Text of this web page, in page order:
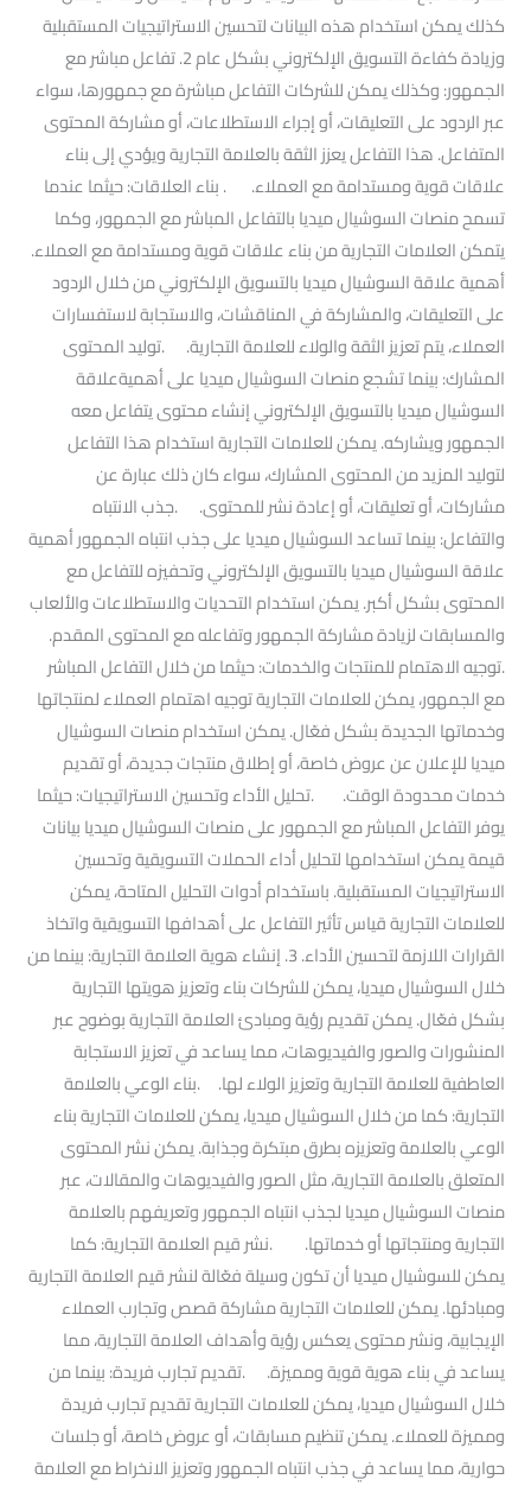
كذلك يمكن استخدام هذه البيانات لتحسين الاستراتيجيات المستقبلية
وزيادة كفاءة التسويق الإلكتروني بشكل عام 2. تفاعل مباشر مع
الجمهور: وكذلك يمكن للشركات التفاعل مباشرة مع جمهورها، سواء
عبر الردود على التعليقات، أو إجراء الاستطلاعات، أو مشاركة المحتوى
المتفاعل. هذا التفاعل يعزز الثقة بالعلامة التجارية ويؤدي إلى بناء
علاقات قوية ومستدامة مع العملاء. . بناء العلاقات: حيثما عندما
تسمح منصات السوشيال ميديا بالتفاعل المباشر مع الجمهور، وكما
يتمكن العلامات التجارية من بناء علاقات قوية ومستدامة مع العملاء.
أهمية علاقة السوشيال ميديا بالتسويق الإلكتروني من خلال الردود
على التعليقات، والمشاركة في المناقشات، والاستجابة لاستفسارات
العملاء، يتم تعزيز الثقة والولاء للعلامة التجارية. .توليد المحتوى
المشارك: بينما تشجع منصات السوشيال ميديا على أهميةعلاقة
السوشيال ميديا بالتسويق الإلكتروني إنشاء محتوى يتفاعل معه
الجمهور ويشاركه. يمكن للعلامات التجارية استخدام هذا التفاعل
لتوليد المزيد من المحتوى المشارك، سواء كان ذلك عبارة عن
مشاركات، أو تعليقات، أو إعادة نشر للمحتوى. .جذب الانتباه
والتفاعل: بينما تساعد السوشيال ميديا على جذب انتباه الجمهور أهمية
علاقة السوشيال ميديا بالتسويق الإلكتروني وتحفيزه للتفاعل مع
المحتوى بشكل أكبر. يمكن استخدام التحديات والاستطلاعات والألعاب
والمسابقات لزيادة مشاركة الجمهور وتفاعله مع المحتوى المقدم.
.توجيه الاهتمام للمنتجات والخدمات: حيثما من خلال التفاعل المباشر
مع الجمهور، يمكن للعلامات التجارية توجيه اهتمام العملاء لمنتجاتها
وخدماتها الجديدة بشكل فعّال. يمكن استخدام منصات السوشيال
ميديا للإعلان عن عروض خاصة، أو إطلاق منتجات جديدة، أو تقديم
خدمات محدودة الوقت. .تحليل الأداء وتحسين الاستراتيجيات: حيثما
يوفر التفاعل المباشر مع الجمهور على منصات السوشيال ميديا بيانات
قيمة يمكن استخدامها لتحليل أداء الحملات التسويقية وتحسين
الاستراتيجيات المستقبلية. باستخدام أدوات التحليل المتاحة، يمكن
للعلامات التجارية قياس تأثير التفاعل على أهدافها التسويقية واتخاذ
القرارات اللازمة لتحسين الأداء. 3. إنشاء هوية العلامة التجارية: بينما من
خلال السوشيال ميديا، يمكن للشركات بناء وتعزيز هويتها التجارية
بشكل فعّال. يمكن تقديم رؤية ومبادئ العلامة التجارية بوضوح عبر
المنشورات والصور والفيديوهات، مما يساعد في تعزيز الاستجابة
العاطفية للعلامة التجارية وتعزيز الولاء لها. .بناء الوعي بالعلامة
التجارية: كما من خلال السوشيال ميديا، يمكن للعلامات التجارية بناء
الوعي بالعلامة وتعزيزه بطرق مبتكرة وجذابة. يمكن نشر المحتوى
المتعلق بالعلامة التجارية، مثل الصور والفيديوهات والمقالات، عبر
منصات السوشيال ميديا لجذب انتباه الجمهور وتعريفهم بالعلامة
التجارية ومنتجاتها أو خدماتها. .نشر قيم العلامة التجارية: كما
يمكن للسوشيال ميديا أن تكون وسيلة فعّالة لنشر قيم العلامة التجارية
ومبادئها. يمكن للعلامات التجارية مشاركة قصص وتجارب العملاء
الإيجابية، ونشر محتوى يعكس رؤية وأهداف العلامة التجارية، مما
يساعد في بناء هوية قوية ومميزة. .تقديم تجارب فريدة: بينما من
خلال السوشيال ميديا، يمكن للعلامات التجارية تقديم تجارب فريدة
ومميزة للعملاء. يمكن تنظيم مسابقات، أو عروض خاصة، أو جلسات
حوارية، مما يساعد في جذب انتباه الجمهور وتعزيز الانخراط مع العلامة